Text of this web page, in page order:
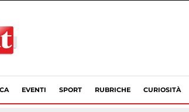
EVENTI SPORT RUBRICHE CURIOSITÀ